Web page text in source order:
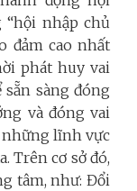
“hội nhập chủ
đảm cao nhất
phát huy vai
sàng đóng
và đóng vai
những lĩnh vực
Trên cơ sở đó,
tâm, như: Đổi